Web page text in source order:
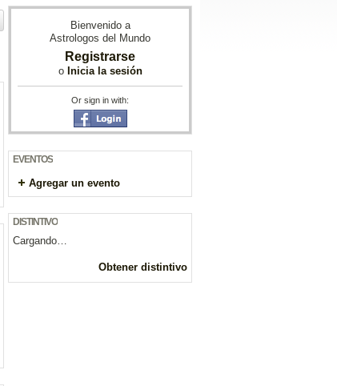
Bienvenido a
Astrologos del Mundo
Registrarse
o Inicia la sesión
Or sign in with:
EVENTOS
Agregar un evento
DISTINTIVO
Cargando…
Obtener distintivo